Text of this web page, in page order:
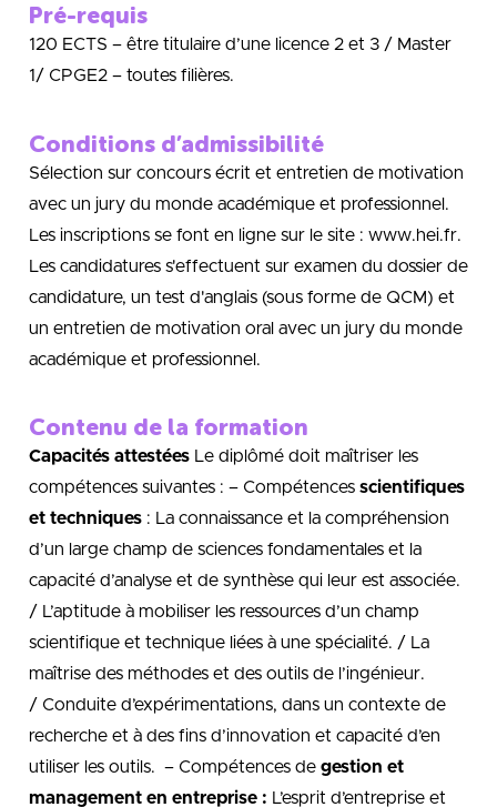
Pré-requis
120 ECTS – être titulaire d’une licence 2 et 3 / Master
1/ CPGE2 – toutes filières.
Conditions d’admissibilité
Sélection sur concours écrit et entretien de motivation
avec un jury du monde académique et professionnel.
Les inscriptions se font en ligne sur le site : www.hei.fr.
Les candidatures s'effectuent sur examen du dossier de
candidature, un test d'anglais (sous forme de QCM) et
un entretien de motivation oral avec un jury du monde
académique et professionnel.
Contenu de la formation
Capacités attestées Le diplômé doit maîtriser les
compétences suivantes : – Compétences scientifiques
et techniques : La connaissance et la compréhension
d’un large champ de sciences fondamentales et la
capacité d’analyse et de synthèse qui leur est associée.
/ L’aptitude à mobiliser les ressources d’un champ
scientifique et technique liées à une spécialité. / La
maîtrise des méthodes et des outils de l’ingénieur.
/ Conduite d’expérimentations, dans un contexte de
recherche et à des fins d’innovation et capacité d’en
utiliser les outils. – Compétences de gestion et
management en entreprise : L’esprit d’entreprise et